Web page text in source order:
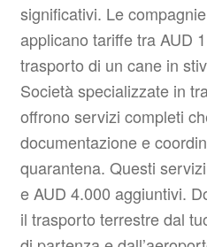
significativi. Le
applicano tariffe tra AUD
trasporto di un cane in
Società specializzate in
offrono servizi completi
documentazione e
quarantena. Questi
e AUD 4.000 aggiuntivi.
il trasporto terrestre dal